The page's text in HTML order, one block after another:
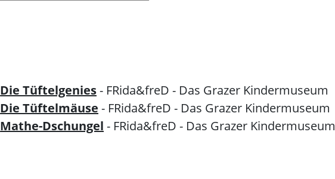
Die Tüftelgenies- FRida&freD - Das Grazer Kindermuseum
Die Tüftelmäuse - FRida&freD - Das Grazer Kindermuseum
Mathe-Dschungel - FRida&freD - Das Grazer Kindermuseum